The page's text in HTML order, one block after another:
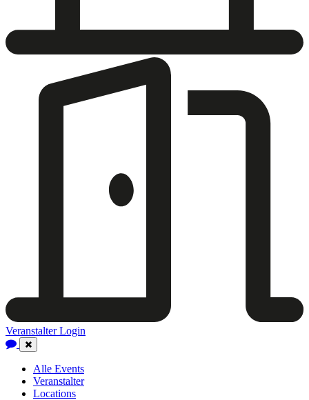
Veranstalter Login
Close
Navigation
Alle Events
Veranstalter
Locations